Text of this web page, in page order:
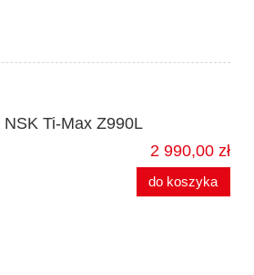
Ti-Max Z990L
2 990,00 zł
do koszyka